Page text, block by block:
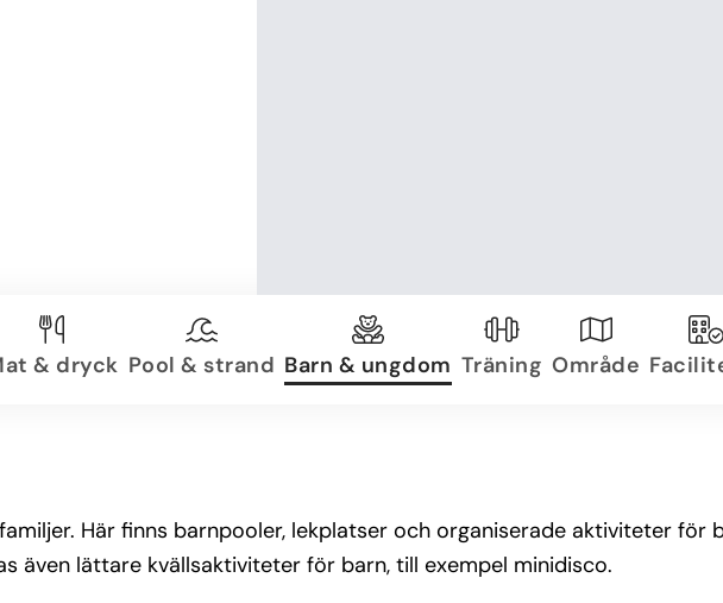
& dryck Pool & strand Barn & ungdom Träning Område
Här finns barnpooler, lekplatser och organiserade aktiviteter för
även lättare kvällsaktiviteter för barn, till exempel minidisco.